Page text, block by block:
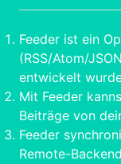
Feeder ist ein
(RSS/Atom/
entwickelt
Mit Feeder
Beiträge von
Feeder
Remote-